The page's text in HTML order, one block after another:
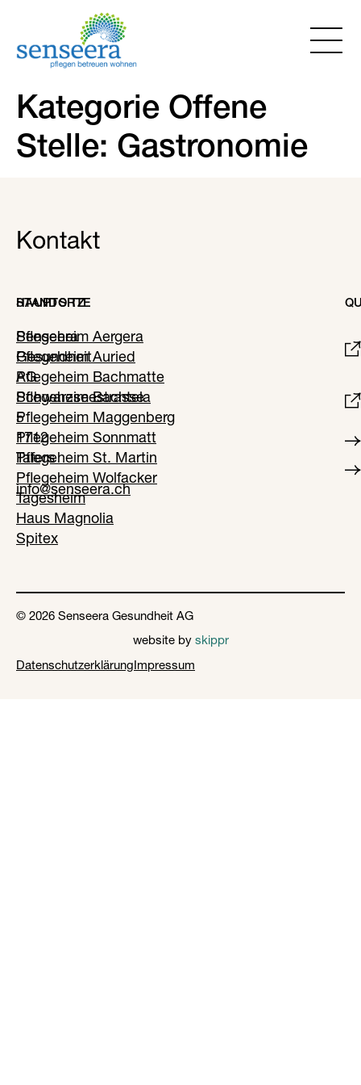
Kategorie Offene
Stelle: Gastronomie
Kontakt
HAUPTSITZ
Senseera
Gesundheit
AG
Schwarzseestrasse
5
1712
Tafers
info@senseera.ch
STANDORTE
Pflegeheim Aergera
Pflegeheim Auried
Pflegeheim Bachmatte
Pflegeheim Bachtela
Pflegeheim Maggenberg
Pflegeheim Sonnmatt
Pflegeheim St. Martin
Pflegeheim Wolfacker
Tagesheim
Haus Magnolia
Spitex
© 2026 Senseera Gesundheit AG
website by skippr
DatenschutzerklärungImpressum